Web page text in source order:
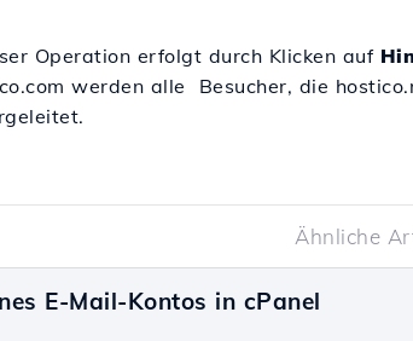
Operation erfolgt durch Klicken auf
werden alle Besucher, die
Ähnliche
E-Mail-Kontos in cPanel